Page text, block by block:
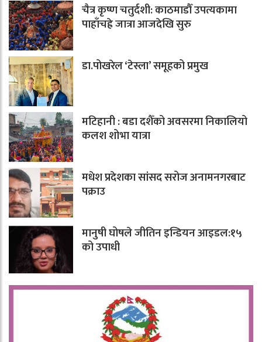
चैत्र कृष्ण चतुर्दशी: काठमाडौँ उपत्यकामा
पाहाँचह्रे जात्रा आजदेखि सुरु
डा.पोखरेल ‘टेस्ला’ समूहको प्रमुख
मटिहानी : बडा दशैँको अवसरमा निकालियो
कलश शोभा यात्रा
मधेश प्रदेशका सांसद सरोज अनामनगरबाट
पक्राउ
मानुषी घोषले जीतिन इन्डियन आइडल:१५
को उपाधी